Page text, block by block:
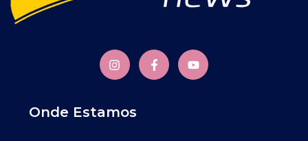
Onde Estamos